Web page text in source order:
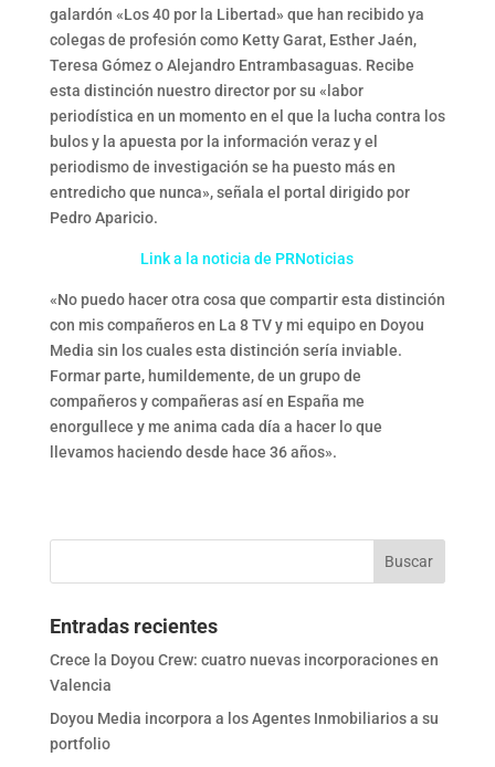
galardón «Los 40 por la Libertad» que han recibido ya
colegas de profesión como Ketty Garat, Esther Jaén,
Teresa Gómez o Alejandro Entrambasaguas. Recibe
esta distinción nuestro director por su «labor
periodística en un momento en el que la lucha contra los
bulos y la apuesta por la información veraz y el
periodismo de investigación se ha puesto más en
entredicho que nunca», señala el portal dirigido por
Pedro Aparicio.
Link a la noticia de PRNoticias
«No puedo hacer otra cosa que compartir esta distinción
con mis compañeros en La 8 TV y mi equipo en Doyou
Media sin los cuales esta distinción sería inviable.
Formar parte, humildemente, de un grupo de
compañeros y compañeras así en España me
enorgullece y me anima cada día a hacer lo que
llevamos haciendo desde hace 36 años».
Entradas recientes
Crece la Doyou Crew: cuatro nuevas incorporaciones en
Valencia
Doyou Media incorpora a los Agentes Inmobiliarios a su
portfolio